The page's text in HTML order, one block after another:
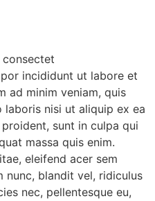
incididunt ut labore et
ad minim veniam, quis
nisi ut aliquip ex ea
sunt in culpa qui
massa quis enim.
eleifend acer sem
nunc, blandit vel, ridiculus
nec, pellentesque eu,